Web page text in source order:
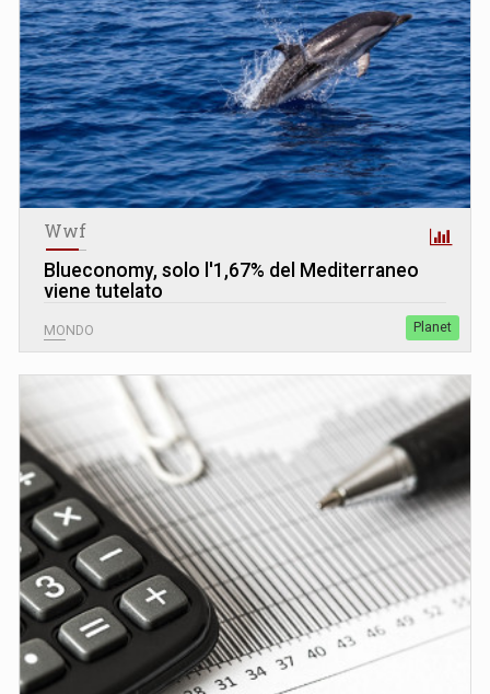
Wwf
Blueconomy, solo l'1,67% del Mediterraneo
viene tutelato
MONDO Planet